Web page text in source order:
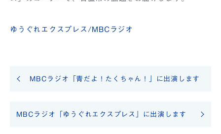
ゆうぐれエクスプレス/MBCラジオ
MBCラジオ「青だよ！たくちゃん！」に出演します
MBCラジオ「ゆうぐれエクスプレス」に出演します